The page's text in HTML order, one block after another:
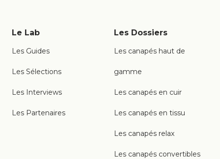
Le Lab
Les Guides
Les Sélections
Les Interviews
Les Partenaires
Les Dossiers
Les canapés haut de
gamme
Les canapés en cuir
Les canapés en tissu
Les canapés relax
Les canapés convertibles